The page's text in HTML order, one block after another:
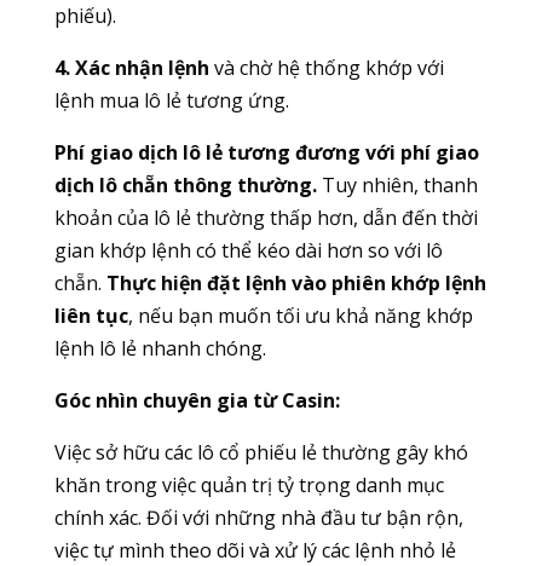
phiếu).
4. Xác nhận lệnh và chờ hệ thống khớp với
lệnh mua lô lẻ tương ứng.
Phí giao dịch lô lẻ tương đương với phí giao
dịch lô chẵn thông thường.Tuy nhiên, thanh
khoản của lô lẻ thường thấp hơn, dẫn đến thời
gian khớp lệnh có thể kéo dài hơn so với lô
chẵn. Thực hiện đặt lệnh vào phiên khớp lệnh
liên tục, nếu bạn muốn tối ưu khả năng khớp
lệnh lô lẻ nhanh chóng.
Góc nhìn chuyên gia từ Casin:
Việc sở hữu các lô cổ phiếu lẻ thường gây khó
khăn trong việc quản trị tỷ trọng danh mục
chính xác. Đối với những nhà đầu tư bận rộn,
việc tự mình theo dõi và xử lý các lệnh nhỏ lẻ